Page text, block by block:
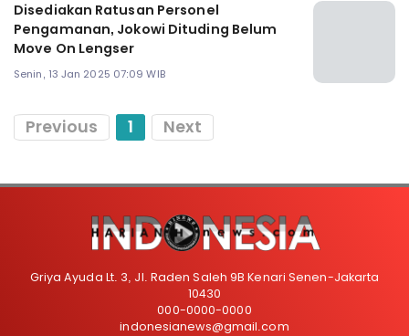
Disediakan Ratusan Personel
Pengamanan, Jokowi Dituding Belum
Move On Lengser
Senin, 13 Jan 2025 07:09 WIB
Previous 1 Next
Griya Ayuda Lt. 3, Jl. Raden Saleh 9B Kenari Senen-Jakarta
10430
000-0000-0000
indonesianews@gmail.com